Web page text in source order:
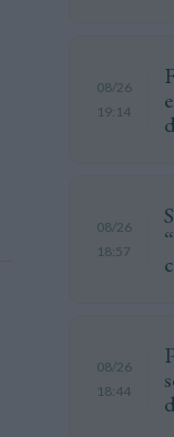
08/26
19:14
08/26
18:57
08/26
18:44